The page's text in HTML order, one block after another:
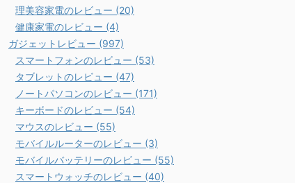
理美容家電のレビュー (20)
健康家電のレビュー (4)
ガジェットレビュー (997)
スマートフォンのレビュー (53)
タブレットのレビュー (47)
ノートパソコンのレビュー (171)
キーボードのレビュー (54)
マウスのレビュー (55)
モバイルルーターのレビュー (3)
モバイルバッテリーのレビュー (55)
スマートウォッチのレビュー (40)